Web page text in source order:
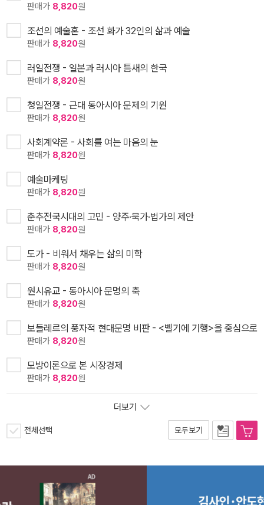
판매가 8,820원
조선의 예술혼 - 조선 화가 32인의 삶과 예술
판매가 8,820원
러일전쟁 - 일본과 러시아 틈새의 한국
판매가 8,820원
청일전쟁 - 근대 동아시아 문제의 기원
판매가 8,820원
사회계약론 - 사회를 여는 마음의 눈
판매가 8,820원
예술마케팅
판매가 8,820원
춘추전국시대의 고민 - 양주·묵가·법가의 제안
판매가 8,820원
도가 - 비워서 채우는 삶의 미학
판매가 8,820원
원시유교 - 동아시아 문명의 축
판매가 8,820원
보들레르의 풍자적 현대문명 비판 - <벨기에 기행>을 중심으로
판매가 8,820원
모방이론으로 본 시장경제
판매가 8,820원
더보기
전체선택 모두보기